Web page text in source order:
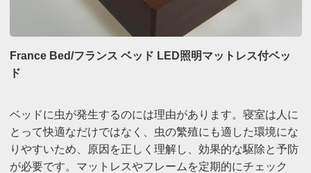
France Bed/フランス ベッド LED照明マットレス付ベッ
ド
ベッドに虫が発生するのには理由があります。寝室は人に
とって快適なだけではなく、虫の繁殖にも適した環境にな
りやすいため、原因を正しく理解し、効果的な駆除と予防
が必要です。マットレスやフレームを定期的にチェック